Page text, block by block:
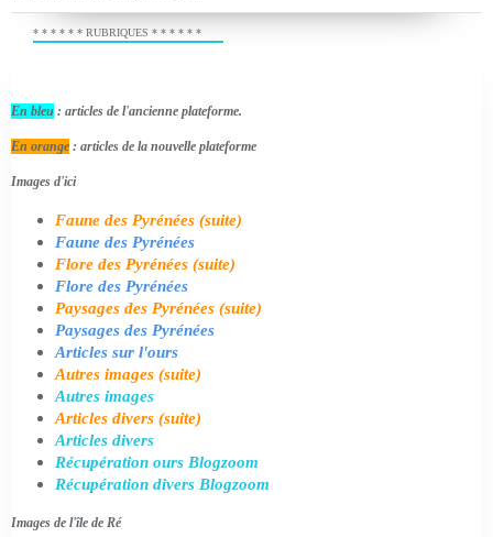
* * * * * * RUBRIQUES * * * * * *
En bleu : articles de l'ancienne plateforme.
En orange : articles de la nouvelle plateforme
Images d'ici
Faune des Pyrénées (suite)
Faune des Pyrénées
Flore des Pyrénées (suite)
Flore des Pyrénées
Paysages des Pyrénées (suite)
Paysages des Pyrénées
Articles sur l'ours
Autres images (suite)
Autres images
Articles divers (suite)
Articles divers
Récupération ours Blogzoom
Récupération divers Blogzoom
Images de l'île de Ré